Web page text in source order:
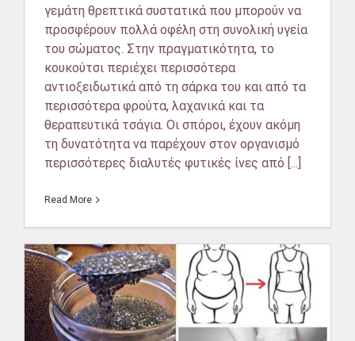
γεμάτη θρεπτικά συστατικά που μπορούν να
προσφέρουν πολλά οφέλη στη συνολική υγεία
του σώματος. Στην πραγματικότητα, το
κουκούτσι περιέχει περισσότερα
αντιοξειδωτικά από τη σάρκα του και από τα
περισσότερα φρούτα, λαχανικά και τα
θεραπευτικά τσάγια. Οι σπόροι, έχουν ακόμη
τη δυνατότητα να παρέχουν στον οργανισμό
περισσότερες διαλυτές φυτικές ίνες από [...]
Read More